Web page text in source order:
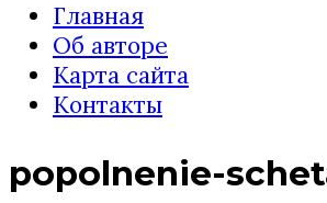
Главная
Об авторе
Карта сайта
Контакты
popolnenie-